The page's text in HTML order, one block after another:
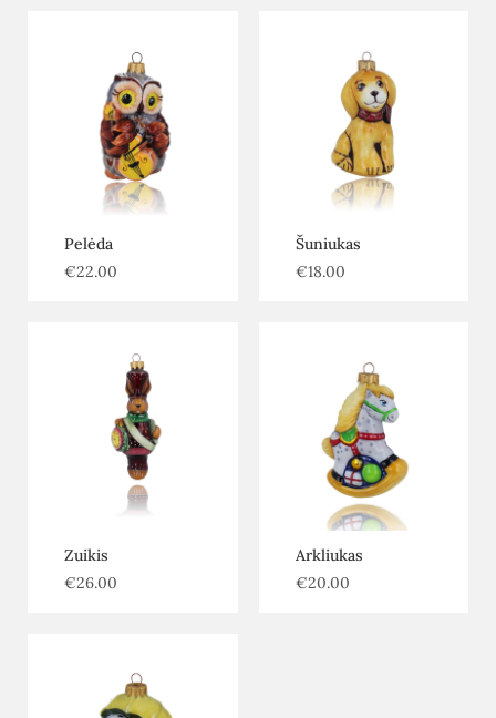
Pelėda
€22.00
Šuniukas
€18.00
Zuikis
€26.00
Arkliukas
€20.00